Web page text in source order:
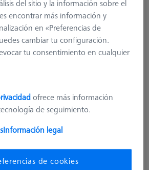
del sitio y la información sobre el
encontrar más información y
en «Preferencias de
cambiar tu configuración.
tu consentimiento en cualquier
ofrece más información
de seguimiento.
Información legal
de cookies